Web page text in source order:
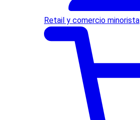
Retail y comercio minorista